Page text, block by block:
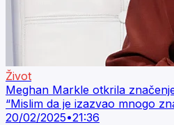
Život
Meghan Markle otkrila
“Mislim da je izazvao mnogo
20/02/2025•21:36